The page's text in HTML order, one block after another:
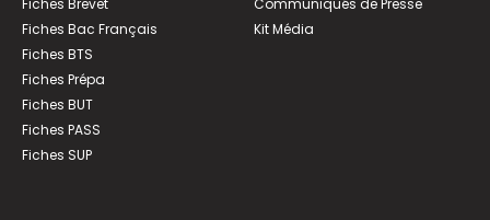
Fiches Bac Français
Fiches BTS
Fiches Prépa
Fiches BUT
Fiches PASS
Fiches SUP
Kit Média